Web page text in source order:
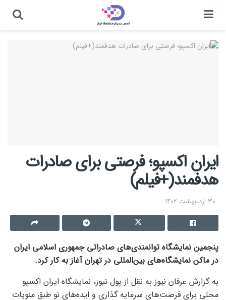
ایران اکسپو؛ فرصتی برای صادرات
هدفمند(+فیلم)
30 اردیبهشت 1402
پنجمین نمایشگاه توانمندی‌های صادراتی جمهوری اسلامی ایران
در ماکن نمایشگاه‌های بین‌المللی در تهران آغاز به کار کرد.
به گزارش عرفان نیوز به نقل از پول نیوز، نمایشگاه ایران اکسپو
محلی برای فرصت‌های سرمایه گذاری و ایده‌های نو طبق منویات